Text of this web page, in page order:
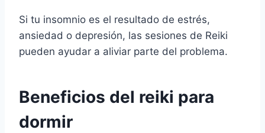
Si tu insomnio es el resultado de estrés,
ansiedad o depresión, las sesiones de Reiki
pueden ayudar a aliviar parte del problema.
Beneficios del reiki para
dormir